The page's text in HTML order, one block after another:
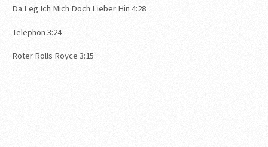
Da Leg Ich Mich Doch Lieber Hin 4:28
Telephon 3:24
Roter Rolls Royce 3:15